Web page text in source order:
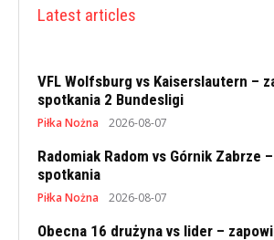
Latest articles
VFL Wolfsburg vs Kaiserslautern –
spotkania 2 Bundesligi
Piłka Nożna 2026-08-07
Radomiak Radom vs Górnik Zabrze
spotkania
Piłka Nożna 2026-08-07
Obecna 16 drużyna vs lider –